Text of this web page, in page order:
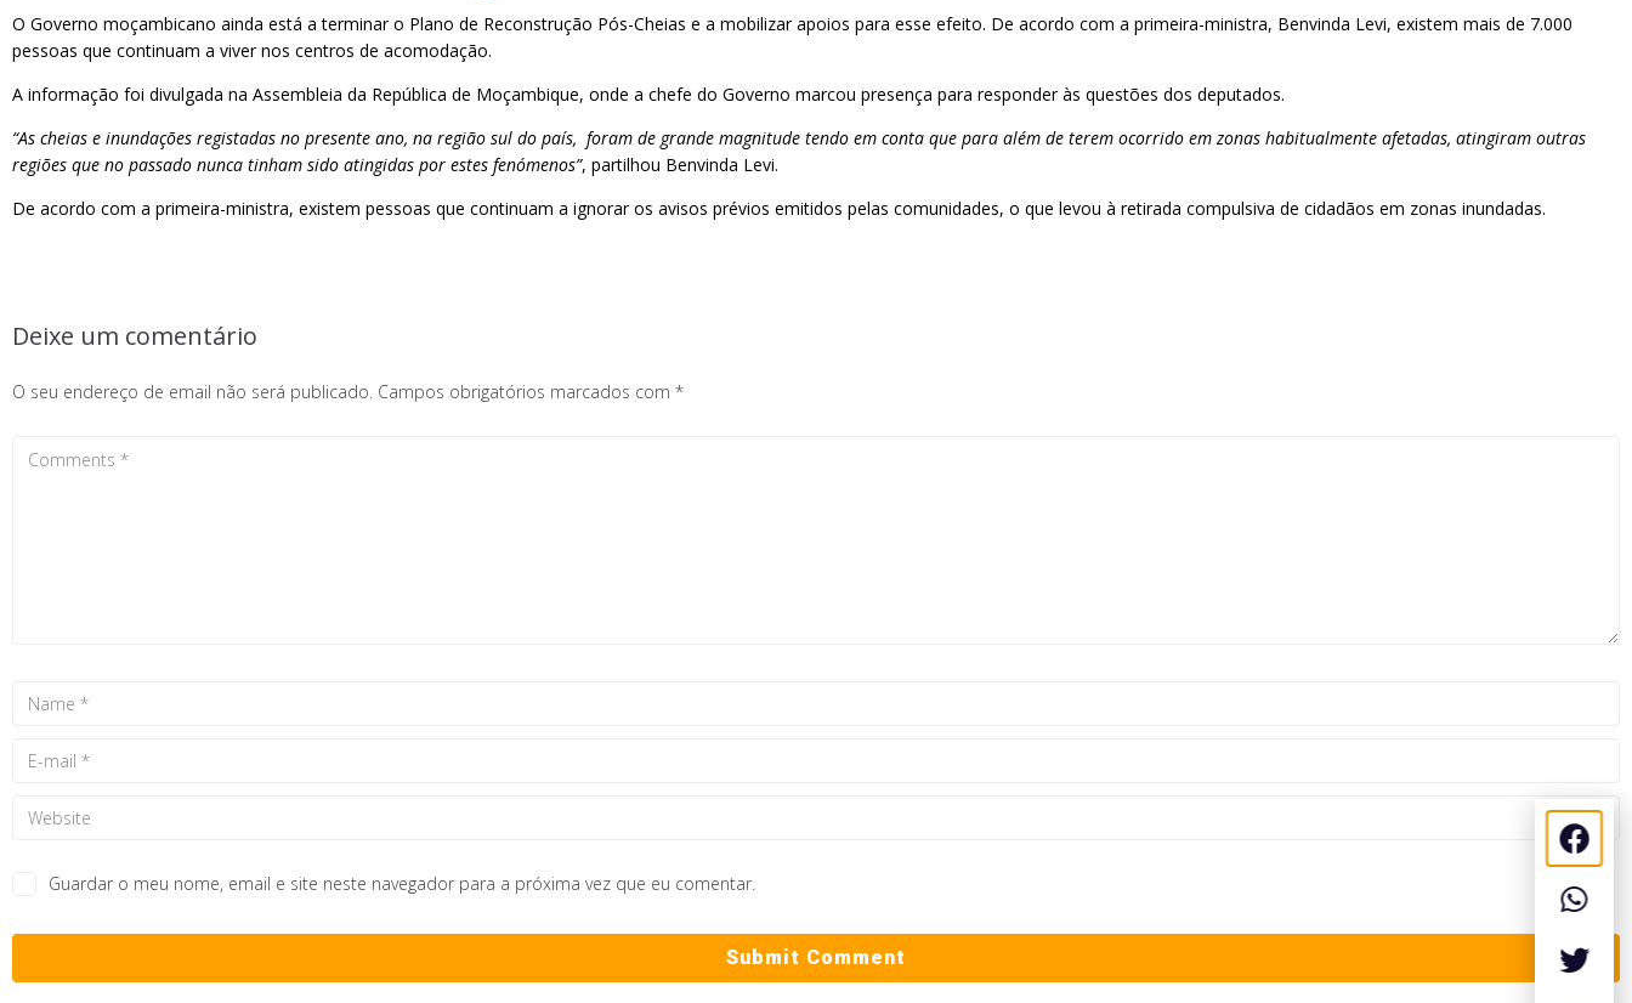
O Governo moçambicano ainda está a terminar o Plano de Reconstrução Pós-Cheias e a mobilizar apoios para esse efeito. De acordo com a primeira-ministra, Benvinda Levi, existem mais de 7.000
pessoas que continuam a viver nos centros de acomodação.
A informação foi divulgada na Assembleia da República de Moçambique, onde a chefe do Governo marcou presença para responder às questões dos deputados.
“As cheias e inundações registadas no presente ano, na região sul do país, foram de grande magnitude tendo em conta que para além de terem ocorrido em zonas habitualmente afetadas, atingiram outras
regiões que no passado nunca tinham sido atingidas por estes fenómenos”, partilhou Benvinda Levi.
De acordo com a primeira-ministra, existem pessoas que continuam a ignorar os avisos prévios emitidos pelas comunidades, o que levou à retirada compulsiva de cidadãos em zonas inundadas.
Deixe um comentário
O seu endereço de email não será publicado. Campos obrigatórios marcados com *
Guardar o meu nome, email e site neste navegador para a próxima vez que eu comentar.